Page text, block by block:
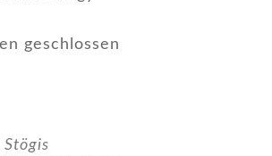
geschlossen
Stögis